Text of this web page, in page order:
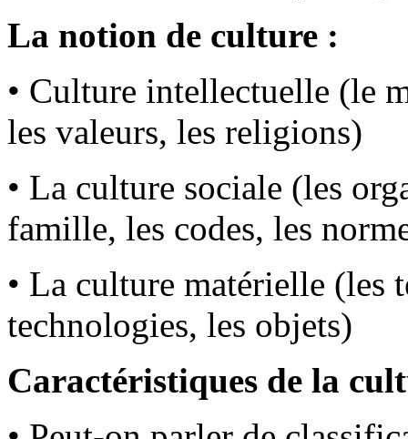
La notion de culture :
• Culture intellectuelle (le
les valeurs, les religions)
• La culture sociale (les
famille, les codes, les
• La culture matérielle (les
technologies, les objets)
Caractéristiques de la